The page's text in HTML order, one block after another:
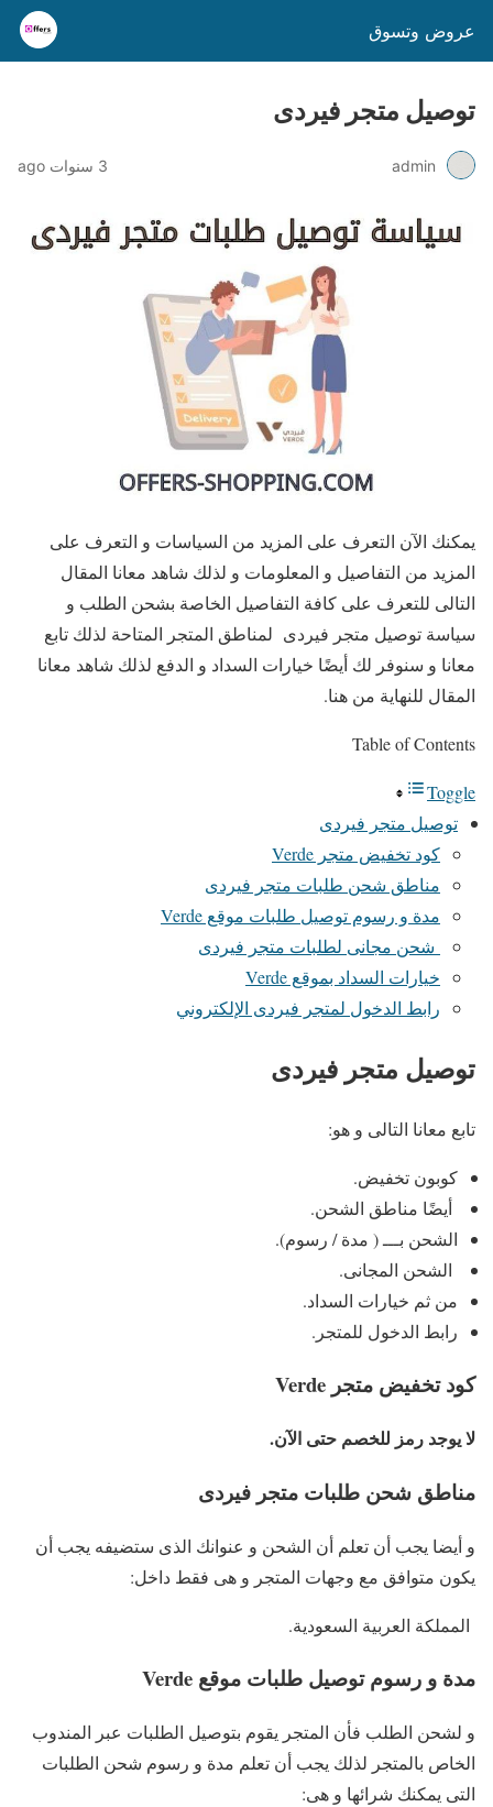
عروض وتسوق
توصيل متجر فيردى
admin 3 سنوات ago
يمكنك الآن التعرف على المزيد من السياسات و التعرف على
المزيد من التفاصيل و المعلومات و لذلك شاهد معانا المقال
التالى للتعرف على كافة التفاصيل الخاصة بشحن الطلب و
سياسة توصيل متجر فيردى لمناطق المتجر المتاحة لذلك تابع
معانا و سنوفر لك أيضًا خيارات السداد و الدفع لذلك شاهد معانا
المقال للنهاية من هنا.
Table of Contents
Toggle
توصيل متجر فيردى
كود تخفيض متجر Verde
مناطق شحن طلبات متجر فيردى
مدة و رسوم توصيل طلبات موقع Verde
شحن مجانى لطلبات متجر فيردى
خيارات السداد بموقع Verde
رابط الدخول لمتجر فيردى الإلكتروني
توصيل متجر فيردى
تابع معانا التالى و هو:
كوبون تخفيض.
أيضًا مناطق الشحن.
الشحن بـــ ( مدة / رسوم).
الشحن المجانى.
من ثم خيارات السداد.
رابط الدخول للمتجر.
كود تخفيض متجر Verde
لا يوجد رمز للخصم حتى الآن.
مناطق شحن طلبات متجر فيردى
و أيضا يجب أن تعلم أن الشحن و عنوانك الذى ستضيفه يجب أن
يكون متوافق مع وجهات المتجر و هى فقط داخل:
المملكة العربية السعودية.
مدة و رسوم توصيل طلبات موقع Verde
و لشحن الطلب فأن المتجر يقوم بتوصيل الطلبات عبر المندوب
الخاص بالمتجر لذلك يجب أن تعلم مدة و رسوم شحن الطلبات
التى يمكنك شرائها و هى: